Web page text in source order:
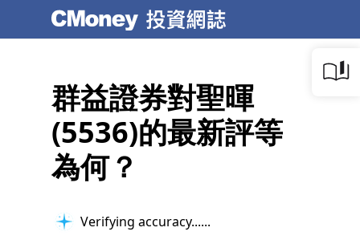
群益證券對聖暉
(5536)的最新評等
為何？
Verifying accuracy...